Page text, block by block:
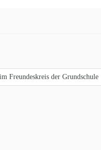
Freundeskreis der Grundschule